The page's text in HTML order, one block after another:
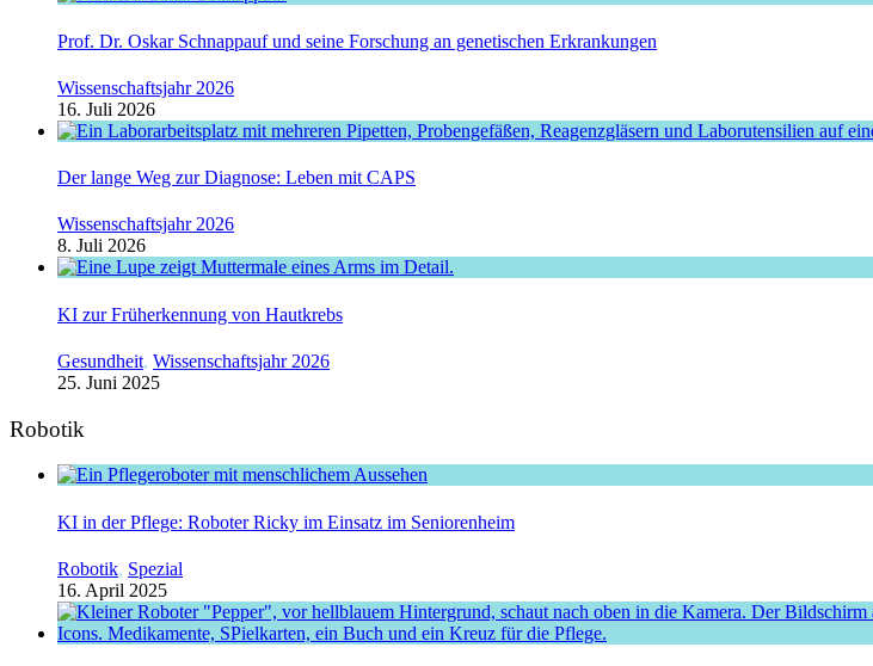
Prof. Dr. Oskar Schnappauf und seine Forschung an genetischen Erkrankungen
Wissenschaftsjahr 2026
16. Juli 2026
Der lange Weg zur Diagnose: Leben mit CAPS
Wissenschaftsjahr 2026
8. Juli 2026
KI zur Früherkennung von Hautkrebs
Gesundheit, Wissenschaftsjahr 2026
25. Juni 2025
Robotik
KI in der Pflege: Roboter Ricky im Einsatz im Seniorenheim
Robotik, Spezial
16. April 2025